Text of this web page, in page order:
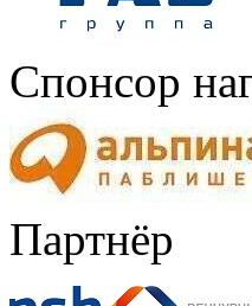
Спонсор
Партнёр